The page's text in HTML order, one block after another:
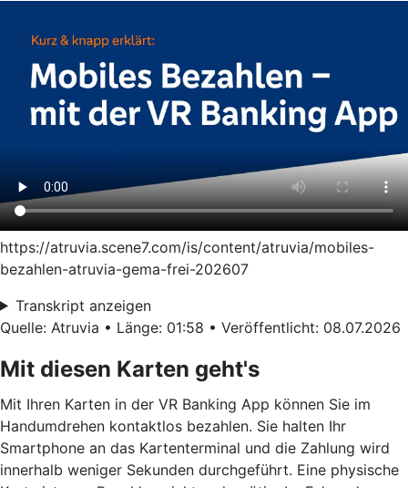
https://atruvia.scene7.com/is/content/atruvia/mobiles-
bezahlen-atruvia-gema-frei-202607
Transkript anzeigen
Quelle: Atruvia • Länge: 01:58 • Veröffentlicht: 08.07.2026
Mit diesen Karten geht's
Mit Ihren Karten in der VR Banking App können Sie im
Handumdrehen kontaktlos bezahlen. Sie halten Ihr
Smartphone an das Kartenterminal und die Zahlung wird
innerhalb weniger Sekunden durchgeführt. Eine physische